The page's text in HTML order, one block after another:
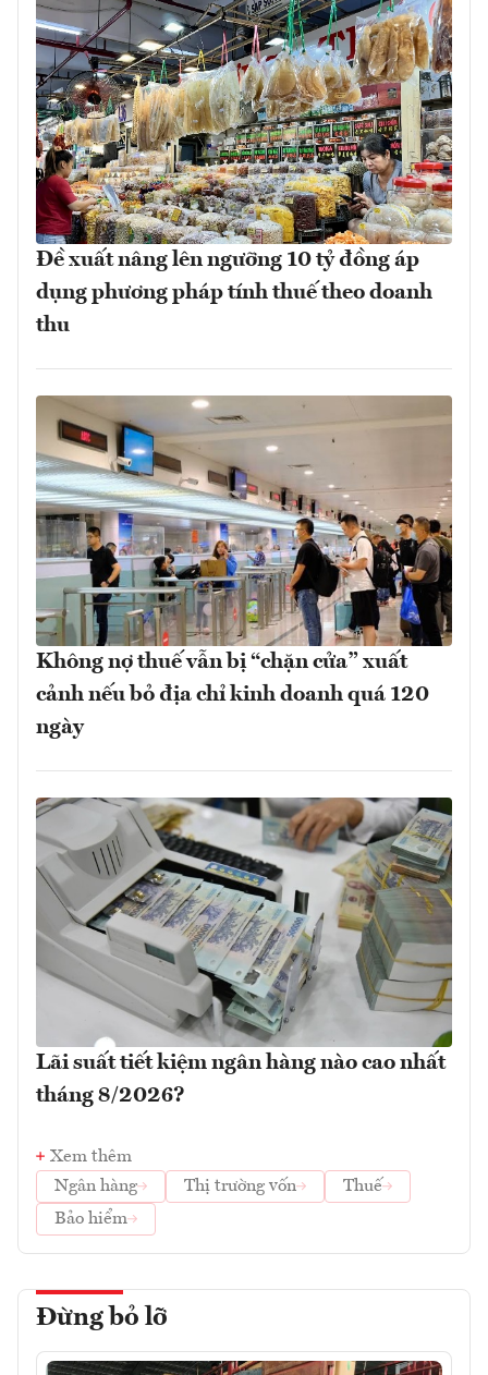
Đề xuất nâng lên ngưỡng 10 tỷ đồng áp
dụng phương pháp tính thuế theo doanh
thu
Không nợ thuế vẫn bị “chặn cửa” xuất
cảnh nếu bỏ địa chỉ kinh doanh quá 120
ngày
Lãi suất tiết kiệm ngân hàng nào cao nhất
tháng 8/2026?
Xem thêm
Ngân hàng
Thị trường vốn
Thuế
Bảo hiểm
Đừng bỏ lỡ